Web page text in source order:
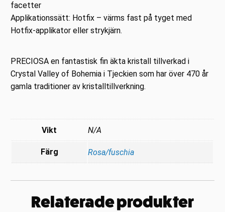
facetter
Applikationssätt: Hotfix – värms fast på tyget med
Hotfix-applikator eller strykjärn.
PRECIOSA en fantastisk fin äkta kristall tillverkad i
Crystal Valley of Bohemia i Tjeckien som har över 470 år
gamla traditioner av kristalltillverkning.
Vikt N/A
Färg Rosa/fuschia
Relaterade produkter